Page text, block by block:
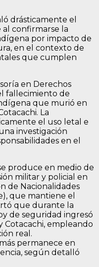
drásticamente el
confirmarse la
por impacto de
en el contexto de
que cumplen
en Derechos
fallecimiento de
que murió en
La
el uso letal e
investigación
en el
produce en medio de
militar y policial en
de Nacionalidades
que mantiene el
que durante la
de seguridad ingresó
Cotacachi, empleando
real.
permanece en
según detalló